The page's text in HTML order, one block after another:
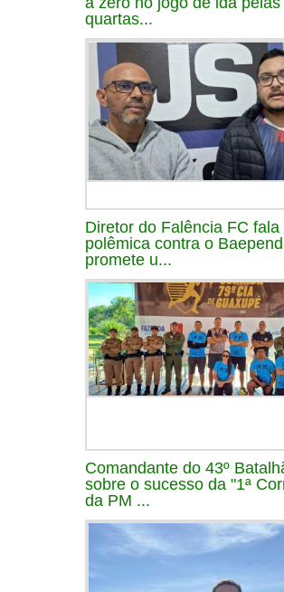
quartas...
Diretor do Falência FC fala
polêmica contra o
promete u...
Comandante do 43º
sobre o sucesso da "1ª
da PM ...